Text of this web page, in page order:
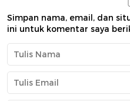
Simpan nama, email, dan
ini untuk komentar saya